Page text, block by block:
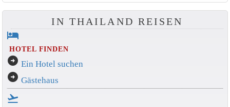
IN THAILAND REISEN
hotel
HOTEL FINDEN
arrow_circle_right Ein Hotel suchen
arrow_circle_right Gästehaus
flight_takeoff